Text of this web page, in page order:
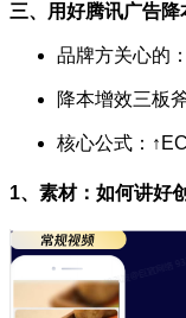
三、用好腾讯广告
品牌方关心的
降本增效三板
核心公式：
1、素材：如何讲好